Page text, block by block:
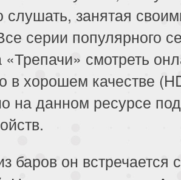
слушать, занятая
серии популярного
«Трепачи» смотреть
в хорошем качестве
на данном ресурсе
баров он встречается с